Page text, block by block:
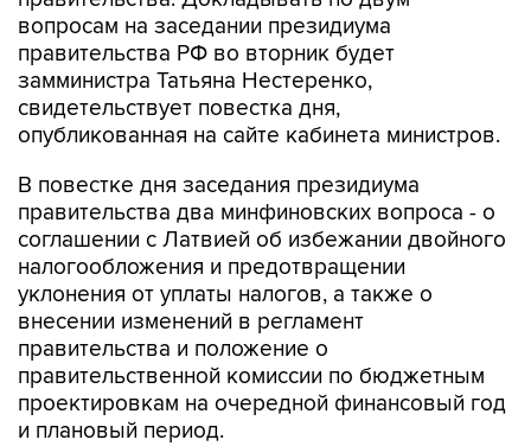
вопросам на заседании президиума
правительства РФ во вторник будет
замминистра Татьяна Нестеренко,
свидетельствует повестка дня,
опубликованная на сайте кабинета министров.
В повестке дня заседания президиума
правительства два минфиновских вопроса - о
соглашении с Латвией об избежании двойного
налогообложения и предотвращении
уклонения от уплаты налогов, а также о
внесении изменений в регламент
правительства и положение о
правительственной комиссии по бюджетным
проектировкам на очередной финансовый год
и плановый период.